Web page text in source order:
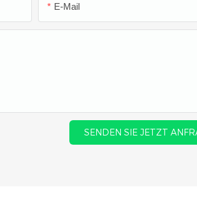
E-Mail
SENDEN SIE JETZT